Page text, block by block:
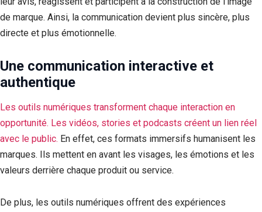
de marque. Ainsi, la communication devient plus sincère, plus
directe et plus émotionnelle.
Une communication interactive et
authentique
Les outils numériques transforment chaque interaction en
opportunité. Les vidéos, stories et podcasts créent un lien réel
avec le public. En effet, ces formats immersifs humanisent les
marques. Ils mettent en avant les visages, les émotions et les
valeurs derrière chaque produit ou service.
De plus, les outils numériques offrent des expériences